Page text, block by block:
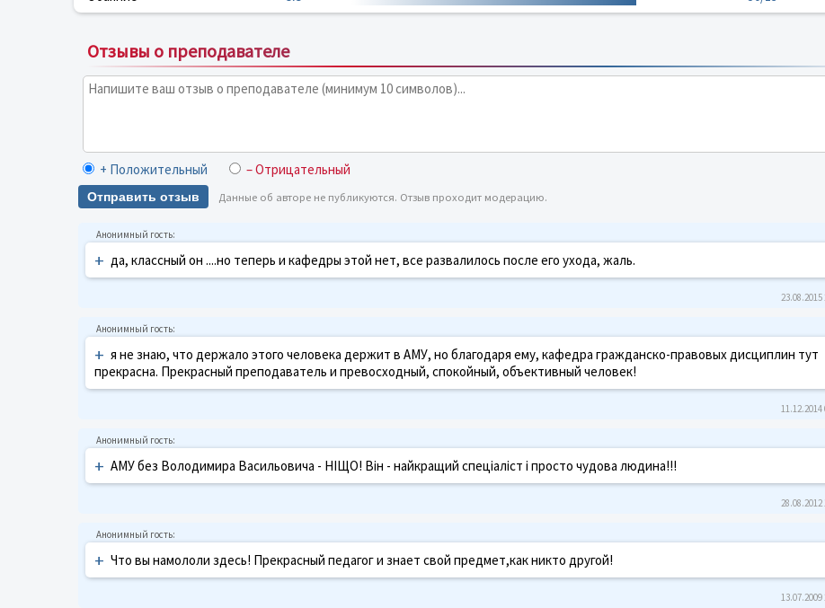
Отзывы о преподавателе
+ Положительный – Отрицательный
Отправить отзыв Данные об авторе не публикуются. Отзыв проходит модерацию.
+ да, классный он ....но теперь и кафедры этой нет, все развалилось после его ухода, жаль.
23.08.2015
+ я не знаю, что держало этого человека держит в АМУ, но благодаря ему, кафедра гражданско-правовых дисциплин тут
прекрасна. Прекрасный преподаватель и превосходный, спокойный, объективный человек!
11.12.2014
+ АМУ без Володимира Васильовича - НІЩО! Він - найкращий спеціаліст і просто чудова людина!!!
28.08.2012
+ Что вы намололи здесь! Прекрасный педагог и знает свой предмет,как никто другой!
13.07.2009